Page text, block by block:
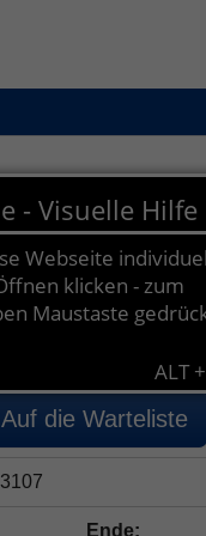
Kontakt"
"Jobs"
Jahre
50,00€
Auf die Warteliste
Ende: